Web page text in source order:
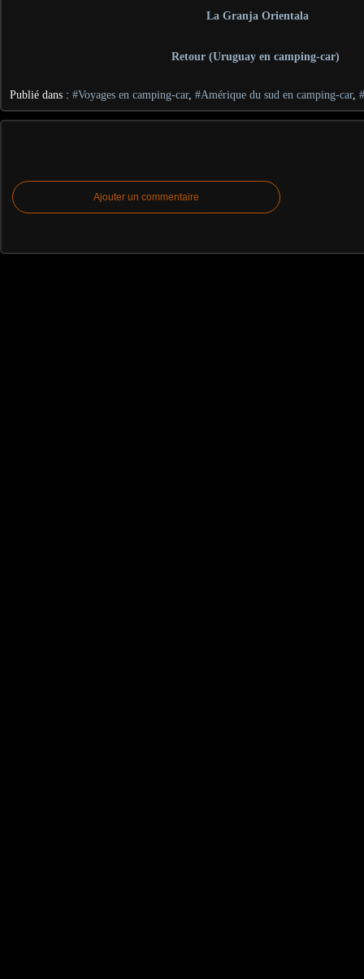
La Granja Orientala
Retour (Uruguay en camping-car)
Publié dans : #Voyages en camping-car, #Amérique du sud en camping-car,
Ajouter un commentaire